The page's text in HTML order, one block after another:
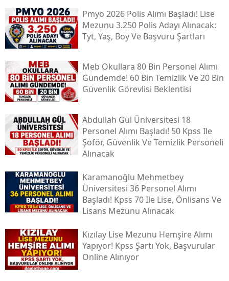
Pmyo 2026 Polis Alımı Başladı! Lise
Mezunu 3.250 Polis Adayı Alınacak:
Tyt, Yaş, Boy Ve Başvuru Şartları
Meb Okullara 80 Bin Personel Alımı
Gündemde! 60 Bin Temizlik Ve 20 Bin
Güvenlik Görevlisi Beklentisi
Abdullah Gül Üniversitesi 18
Personel Alımı Başladı! 50 Kpss Ile
Şoför, Güvenlik Ve Temizlik Personeli
Alınacak
Karamanoğlu Mehmetbey
Üniversitesi 36 Personel Alımı
Başladı! Kpss 70 Ile Lise, Önlisans Ve
Lisans Mezunu Alınacak
Kızılay Lise Mezunu Hemşire Alımı
Yapıyor! Kpss Şartı Yok, Başvurular
Online Alınıyor